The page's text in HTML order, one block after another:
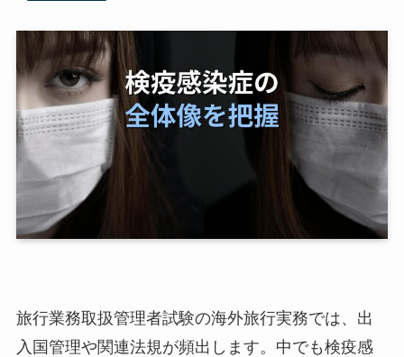
旅行業務取扱管理者試験の海外旅行実務では、出
入国管理や関連法規が頻出します。中でも検疫感